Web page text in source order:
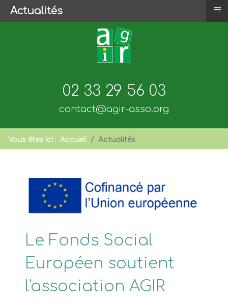
02 33 29 56 03
contact@agir-asso.org
Vous êtes ici : Accueil Actualités
Le Fonds Social
Européen soutient
l'association AGIR
Actualités ≡